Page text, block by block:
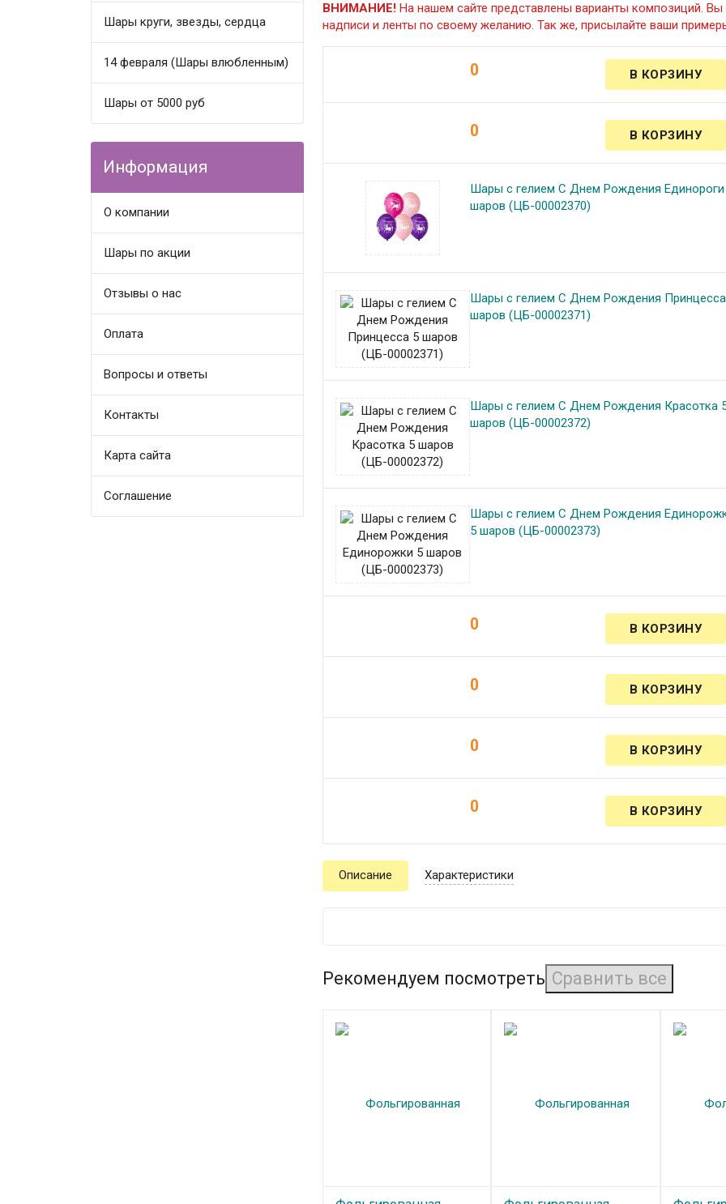
Шары круги, звезды, сердца
14 февраля (Шары влюбленным)
Шары от 5000 руб
Информация
О компании
Шары по акции
Отзывы о нас
Оплата
Вопросы и ответы
Контакты
Карта сайта
Соглашение
ВНИМАНИЕ!На нашем сайте представлены варианты композиций.
надписи и ленты по своему желанию. Так же, присылайте ваши
0
0
Шары с гелием С Днем Рождения Единороги
шаров (ЦБ-00002370)
Шары с гелием С Днем Рождения
шаров (ЦБ-00002371)
Шары с гелием С Днем Рождения Красотка
шаров (ЦБ-00002372)
Шары с гелием С Днем Рождения
5 шаров (ЦБ-00002373)
0
0
0
0
Описание Характеристики
Рекомендуем посмотреть